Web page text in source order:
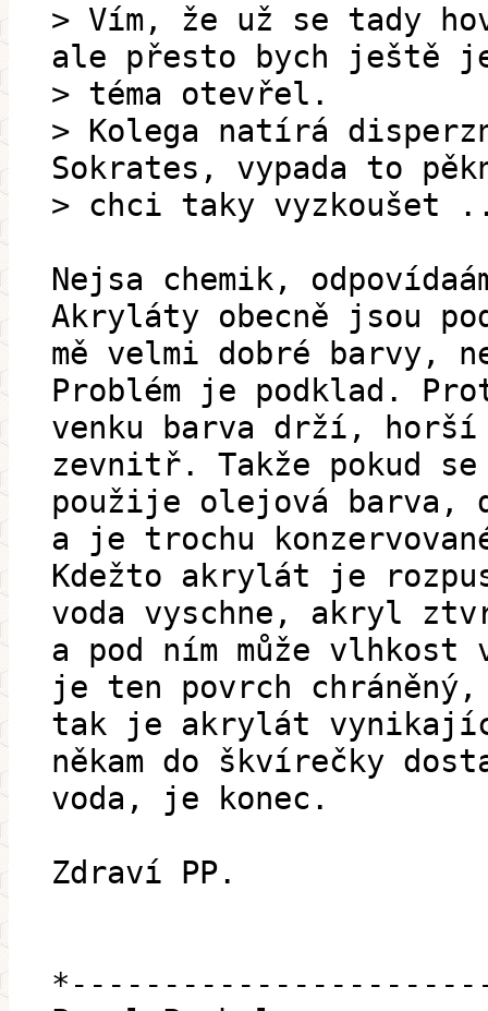
> Vím, že už se tady
ale přesto bych ještě
> téma otevřel.
> Kolega natírá
Sokrates, vypada to
> chci taky vyzkoušet
Nejsa chemik,
Akryláty obecně jsou
mě velmi dobré barvy,
Problém je podklad.
venku barva drží,
zevnitř. Takže pokud se
použije olejová barva,
a je trochu
Kdežto akrylát je
voda vyschne, akryl
a pod ním může vlhkost
je ten povrch chráněný,
tak je akrylát
někam do škvírečky
voda, je konec.
Zdraví PP.